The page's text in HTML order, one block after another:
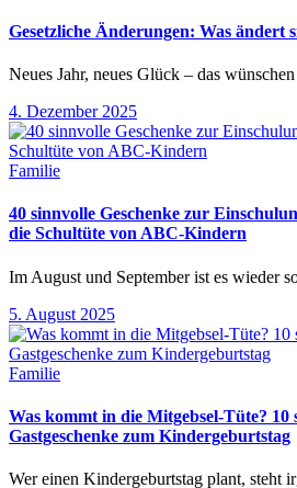
Gesetzliche Änderungen: Was ändert
Neues Jahr, neues Glück – das
4. Dezember 2025
Familie
40 sinnvolle Geschenke zur
die Schultüte von ABC-Kindern
Im August und September ist es wieder
5. August 2025
Familie
Was kommt in die Mitgebsel-Tüte? 10
Gastgeschenke zum Kindergeburtstag
Wer einen Kindergeburtstag plant, steht